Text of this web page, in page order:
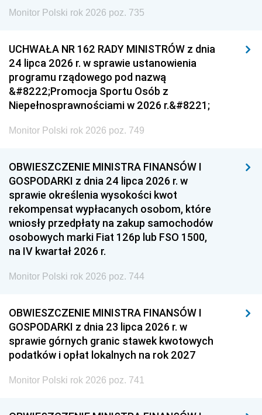
Monitor Polski rok 2026 poz. 735
UCHWAŁA NR 162 RADY MINISTRÓW z dnia
24 lipca 2026 r. w sprawie ustanowienia
programu rządowego pod nazwą
&#8222;Promocja Sportu Osób z
Niepełnosprawnościami w 2026 r.&#8221;
Monitor Polski rok 2026 poz. 749
OBWIESZCZENIE MINISTRA FINANSÓW I
GOSPODARKI z dnia 24 lipca 2026 r. w
sprawie określenia wysokości kwot
rekompensat wypłacanych osobom, które
wniosły przedpłaty na zakup samochodów
osobowych marki Fiat 126p lub FSO 1500,
na IV kwartał 2026 r.
Monitor Polski rok 2026 poz. 744
OBWIESZCZENIE MINISTRA FINANSÓW I
GOSPODARKI z dnia 23 lipca 2026 r. w
sprawie górnych granic stawek kwotowych
podatków i opłat lokalnych na rok 2027
Monitor Polski rok 2026 poz. 741